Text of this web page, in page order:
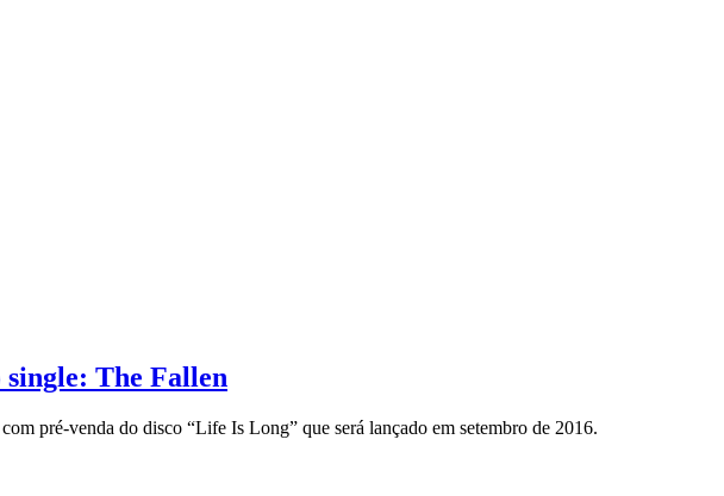
The Fallen
pré-venda do disco “Life Is Long” que será lançado em setembro de 2016.